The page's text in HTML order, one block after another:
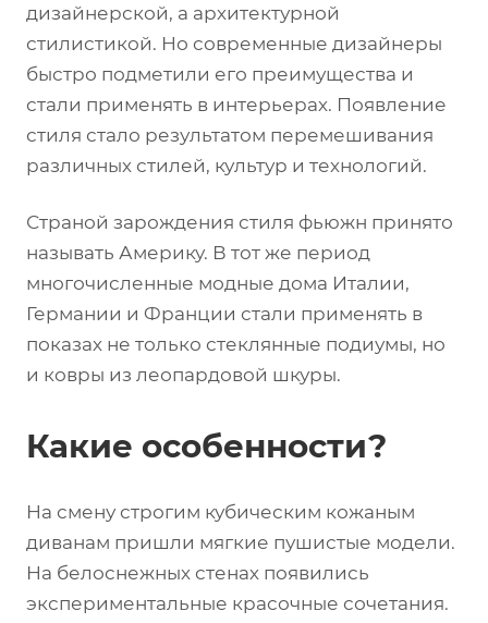
дизайнерской, а архитектурной
стилистикой. Но современные дизайнеры
быстро подметили его преимущества и
стали применять в интерьерах. Появление
стиля стало результатом перемешивания
различных стилей, культур и технологий.
Страной зарождения стиля фьюжн принято
называть Америку. В тот же период
многочисленные модные дома Италии,
Германии и Франции стали применять в
показах не только стеклянные подиумы, но
и ковры из леопардовой шкуры.
Какие особенности?
На смену строгим кубическим кожаным
диванам пришли мягкие пушистые модели.
На белоснежных стенах появились
экспериментальные красочные сочетания.